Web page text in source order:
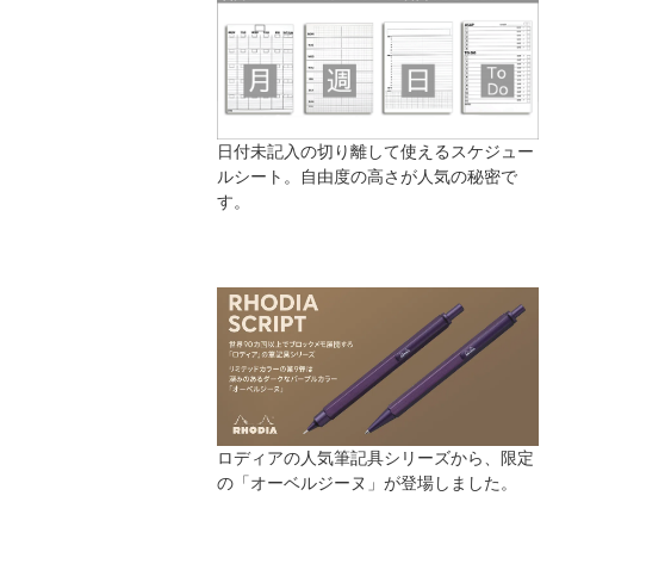
日付未記入の切り離して使えるスケジュー
ルシート。自由度の高さが人気の秘密で
す。
ロディアの人気筆記具シリーズから、限定
の「オーベルジーヌ」が登場しました。